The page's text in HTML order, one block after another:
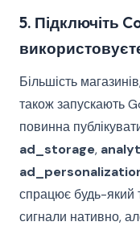
5. Підключіть
Більшість
також запускають
повинна
ad_storage,
спрацює будь-який
сигнали нативно,